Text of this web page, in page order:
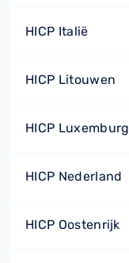
HICP Italië
HICP Litouwen
HICP Luxemburg
HICP Nederland
HICP Oostenrijk